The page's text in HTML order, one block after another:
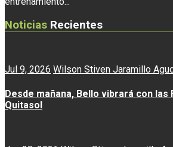
Noticias Recientes
Jul 9, 2026 Wilson Stiven Jaramillo
Desde mañana, Bello vibrará con
Quitasol